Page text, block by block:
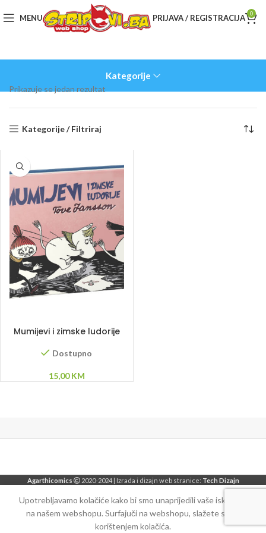
MENU PRIJAVA / REGISTRACIJA 0
Kategorije
Prikazuje se jedan rezultat
Kategorije / Filtriraj
Mumijevi i zimske ludorije
Dostupno
15,00KM
Agarthicomics 2020-2024 | Izrada i dizajn web stranice: Tech Dizajn
Upotrebljavamo kolačiće kako bi smo unaprijedili vaše iskustvo
na našem webshopu. Surfajuči na webshopu, slažete se sa
korištenjem kolačića.